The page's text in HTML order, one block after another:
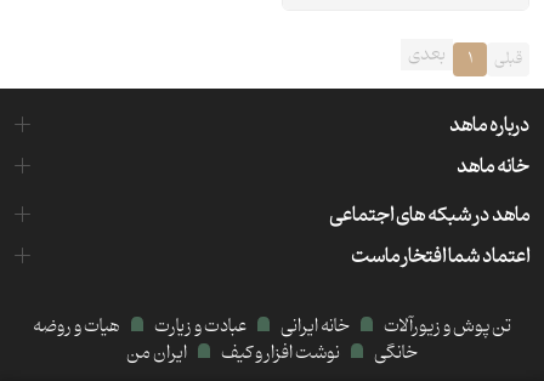
قبلی 1 بعدی
درباره ماهد
خانه ماهد
ماهد در شبکه های اجتماعی
اعتماد شما افتخار ماست
تن پوش و زیورآلات خانه ایرانی عبادت و زیارت
هیات و روضه
خانگی
نوشت افزار و کیف ایران من